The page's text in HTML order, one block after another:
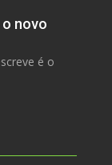
novo
é o